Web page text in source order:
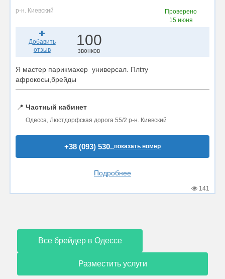
р-н. Киевский
Проверено
15 июня
Добавить
отзыв
100
звонков
Я мастер парикмахер универсал. Плtту
афрокосы,брейды
📍 Частный кабинет
Одесса, Люстдорфская дорога 55/2 р-н. Киевский
+38 (093) 530..показать номер
Подробнее
141
Все брейдер в Одессе
Разместить услуги